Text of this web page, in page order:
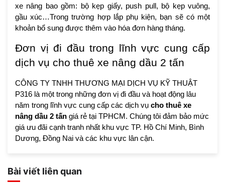
xe nâng bao gồm: bộ kẹp giấy, push pull, bộ kẹp vuông,
gầu xúc…Trong trường hợp lắp phụ kiện, bạn sẽ có một
khoản bổ sung được thêm vào hóa đơn hàng tháng.
Đơn vị đi đầu trong lĩnh vực cung cấp
dịch vụ cho thuê xe nâng dầu 2 tấn
CÔNG TY TNHH THƯƠNG MẠI DỊCH VỤ KỸ THUẬT
P316 là một trong những đơn vị đi đầu và hoạt động lâu
năm trong lĩnh vực cung cấp các dịch vụ cho thuê xe
nâng dầu 2 tấn giá rẻ tại TPHCM. Chúng tôi đảm bảo mức
giá ưu đãi cạnh tranh nhất khu vực TP. Hồ Chí Minh, Bình
Dương, Đồng Nai và các khu vực lân cận.
Bài viết liên quan